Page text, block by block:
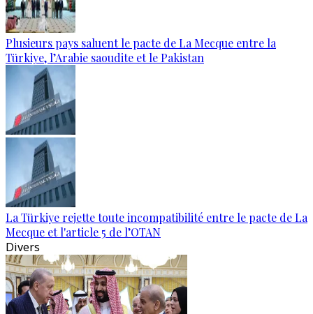
Plusieurs pays saluent le pacte de La Mecque entre la
Türkiye, l’Arabie saoudite et le Pakistan
La Türkiye rejette toute incompatibilité entre le pacte de La
Mecque et l'article 5 de l’OTAN
Divers